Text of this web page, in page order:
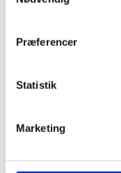
Præferencer
Statistik
Marketing